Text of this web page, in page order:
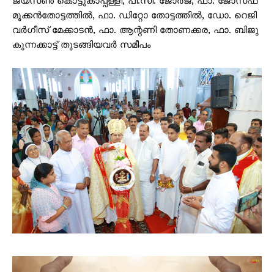
മൂക്കൻതോട്ടത്തിൽ, ഫാ. ഡിറ്റോ തോട്ടത്തിൽ, ഡോ. റെജി
വർഗീസ് മേക്കാടൻ, ഫാ. ആന്റണി തോണക്കര, ഫാ. ബിജു
കുന്നക്കാട്ട് തുടങ്ങിയവർ സമീപം